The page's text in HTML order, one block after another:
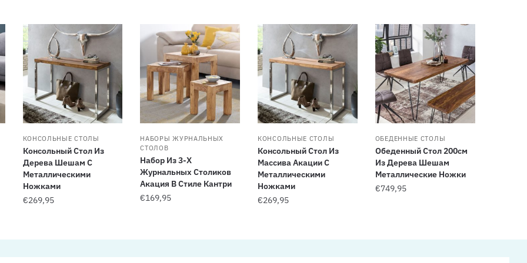
КОНСОЛЬНЫЕ СТОЛЫ
Консольный Стол Из
Дерева Шешам С
Металлическими
Ножками
€269,95
НАБОРЫ ЖУРНАЛЬНЫХ
СТОЛОВ
Набор Из 3-Х
Журнальных Столиков
Акация В Стиле Кантри
€169,95
КОНСОЛЬНЫЕ СТОЛЫ
Консольный Стол Из
Массива Акации С
Металлическими
Ножками
€269,95
ОБЕДЕННЫЕ СТОЛЫ
Обеденный Стол 200см
Из Дерева Шешам
Металлические Ножки
€749,95